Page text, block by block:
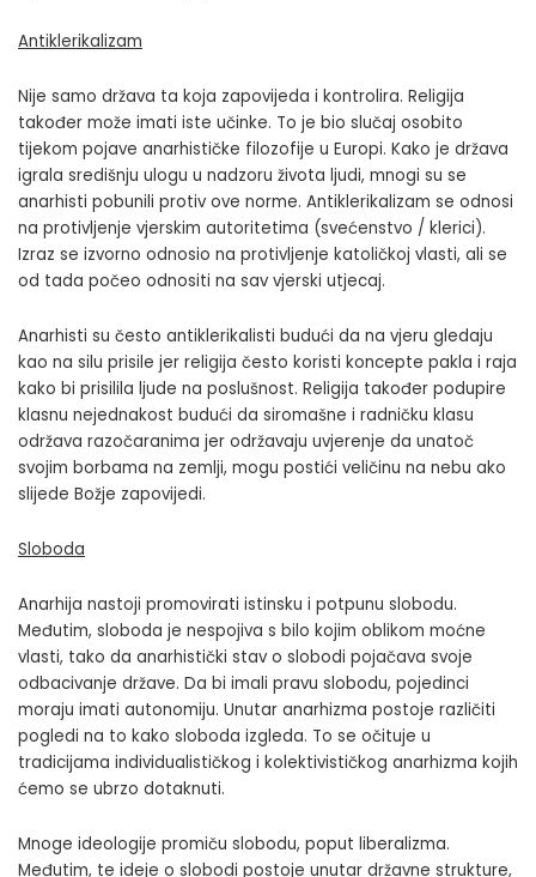
Antiklerikalizam
Nije samo država ta koja zapovijeda i kontrolira. Religija
također može imati iste učinke. To je bio slučaj osobito
tijekom pojave anarhističke filozofije u Europi. Kako je država
igrala središnju ulogu u nadzoru života ljudi, mnogi su se
anarhisti pobunili protiv ove norme. Antiklerikalizam se odnosi
na protivljenje vjerskim autoritetima (svećenstvo / klerici).
Izraz se izvorno odnosio na protivljenje katoličkoj vlasti, ali se
od tada počeo odnositi na sav vjerski utjecaj.
Anarhisti su često antiklerikalisti budući da na vjeru gledaju
kao na silu prisile jer religija često koristi koncepte pakla i raja
kako bi prisilila ljude na poslušnost. Religija također podupire
klasnu nejednakost budući da siromašne i radničku klasu
održava razočaranima jer održavaju uvjerenje da unatoč
svojim borbama na zemlji, mogu postići veličinu na nebu ako
slijede Božje zapovijedi.
Sloboda
Anarhija nastoji promovirati istinsku i potpunu slobodu.
Međutim, sloboda je nespojiva s bilo kojim oblikom moćne
vlasti, tako da anarhistički stav o slobodi pojačava svoje
odbacivanje države. Da bi imali pravu slobodu, pojedinci
moraju imati autonomiju. Unutar anarhizma postoje različiti
pogledi na to kako sloboda izgleda. To se očituje u
tradicijama individualističkog i kolektivističkog anarhizma kojih
ćemo se ubrzo dotaknuti.
Mnoge ideologije promiču slobodu, poput liberalizma.
Međutim, te ideje o slobodi postoje unutar državne strukture,